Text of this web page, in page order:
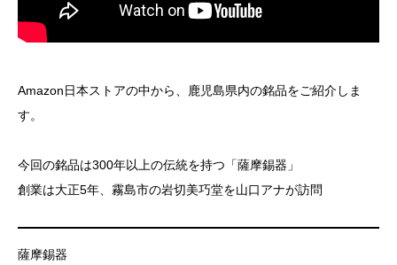
Amazon日本ストアの中から、鹿児島県内の銘品をご紹介しま
す。
今回の銘品は300年以上の伝統を持つ「薩摩錫器」
創業は大正5年、霧島市の岩切美巧堂を山口アナが訪問
薩摩錫器